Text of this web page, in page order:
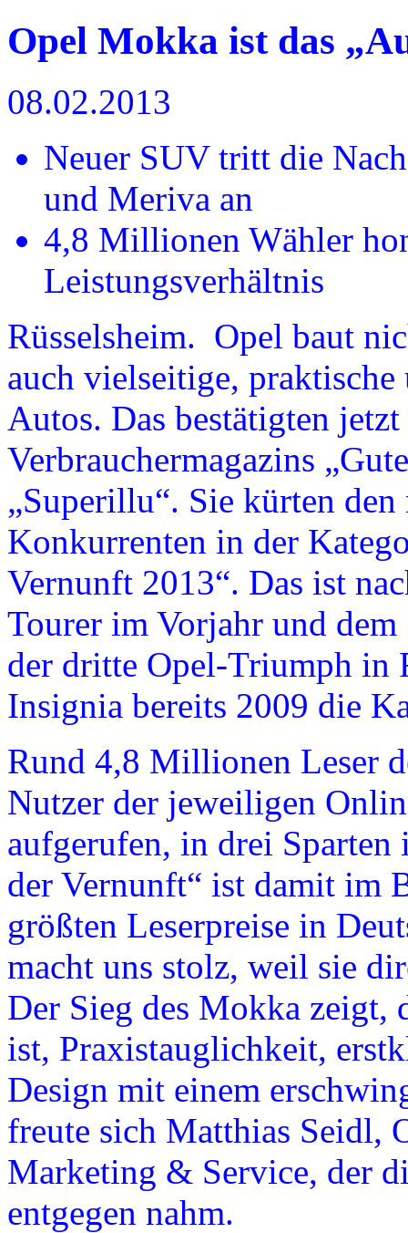
Opel Mokka ist das
08.02.2013
Neuer SUV tritt die
und Meriva an
4,8 Millionen Wähler
Leistungsverhältnis
Rüsselsheim. Opel baut
auch vielseitige,
Autos. Das bestätigten
Verbrauchermagazins
„Superillu“. Sie kürten
Konkurrenten in der
Vernunft 2013“. Das ist
Tourer im Vorjahr und
der dritte Opel-Triumph in
Insignia bereits 2009 die
Rund 4,8 Millionen Leser
Nutzer der jeweiligen
aufgerufen, in drei
der Vernunft“ ist damit im
größten Leserpreise in
macht uns stolz, weil sie
Der Sieg des Mokka zeigt,
ist, Praxistauglichkeit,
Design mit einem
freute sich Matthias Seidl,
Marketing & Service, der
entgegen nahm.